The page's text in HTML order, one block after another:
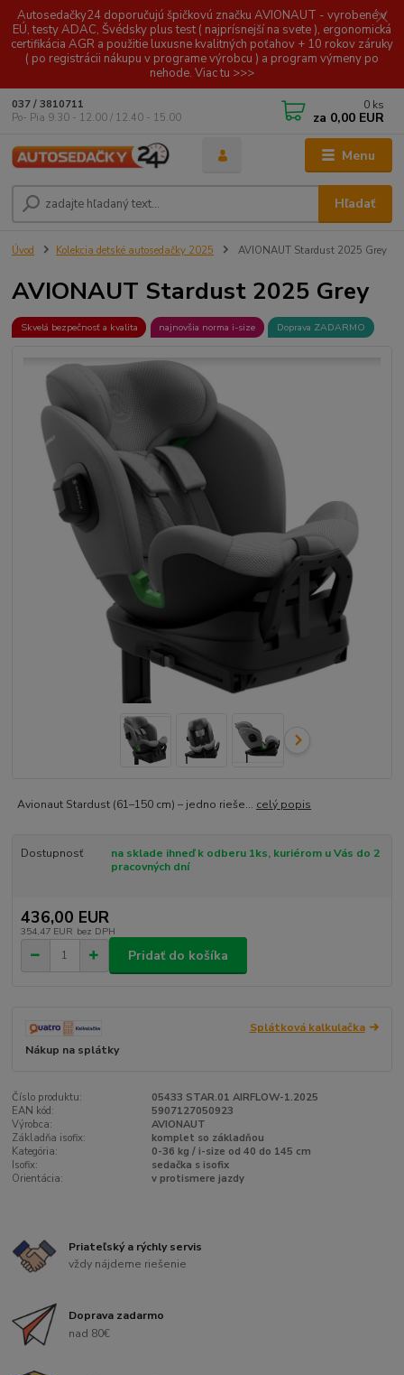
Autosedačky24 doporučujú špičkovú značku AVIONAUT - vyrobené v
EÚ, testy ADAC, Švédsky plus test ( najprísnejší na svete ), ergonomická
certifikácia AGR a použitie luxusne kvalitných poťahov + 10 rokov záruky
( po registrácii nákupu v programe výrobcu ) a program výmeny po
nehode. Viac tu >>>
Menu
Hľadať
037 / 3810711
Po- Pia 9.30 - 12.00 / 12.40 - 15.00
0 ks
za 0,00 EUR
Úvod Kolekcia detské autosedačky 2025 AVIONAUT Stardust 2025 Grey
AVIONAUT Stardust 2025 Grey
Skvelá bezpečnosť a kvalita najnovšia norma i-size Doprava ZADARMO
Avionaut Stardust (61–150 cm) – jedno rieše... celý popis
Dostupnosť
na sklade ihneď k odberu 1ks, kuriérom u Vás do 2
pracovných dní
436,00 EUR
354,47 EUR bez DPH
Pridať do košíka
Splátková kalkulačka
Nákup na splátky
Číslo produktu:
05433 STAR.01 AIRFLOW-1.2025
EAN kód:
5907127050923
Výrobca:
AVIONAUT
Základňa isofix:
komplet so základňou
Kategória:
0-36 kg / i-size od 40 do 145 cm
Isofix:
sedačka s isofix
Orientácia:
v protismere jazdy
Priateľský a rýchly servis
vždy nájdeme riešenie
Doprava zadarmo
nad 80€